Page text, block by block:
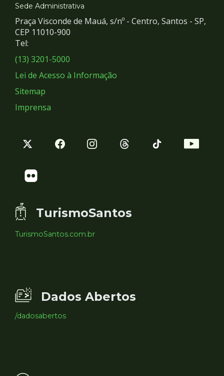
e
Redes
Sociais
Sede Administrativa
Praça Visconde de Mauá, s/nº - Centro, Santos - SP,
CEP 11010-900
Tel:
(13) 3201-5000
Lei de Acesso à Informação
Sitemap
Imprensa
TurismoSantos
TurismoSantos.com.br
Dados Abertos
/dadosabertos